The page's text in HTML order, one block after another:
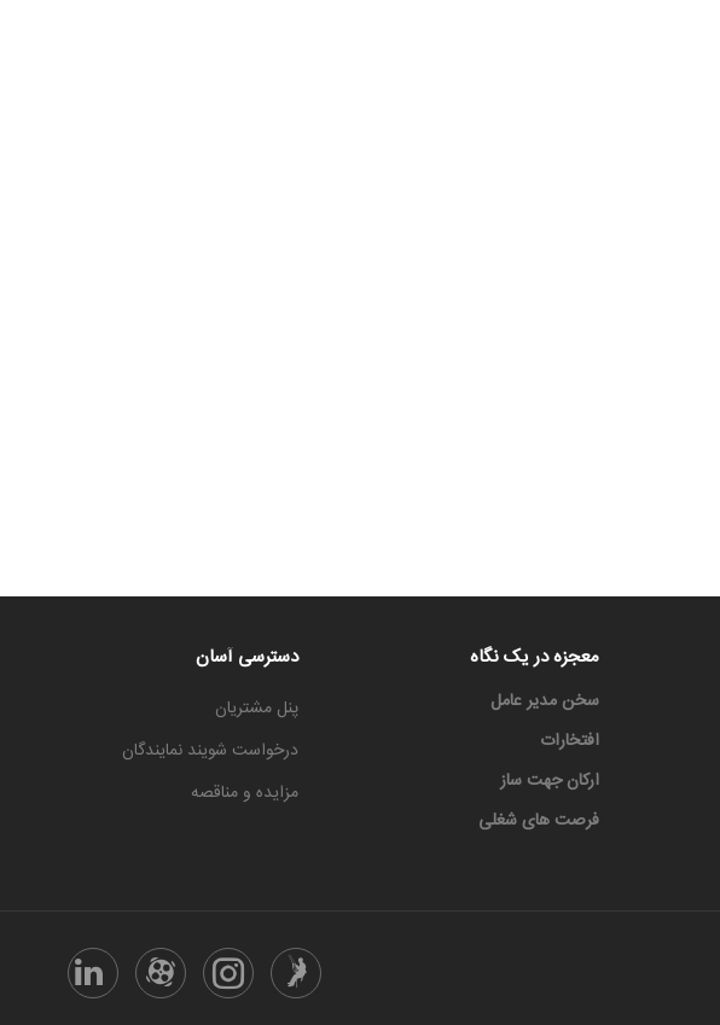
معجزه در یک نگاه
سخن مدیر عامل
افتخارات
ارکان جهت ساز
فرصت های شغلی
دسترسی آسان
پنل مشتریان
درخواست شویند نمایندگان
مزایده و مناقصه